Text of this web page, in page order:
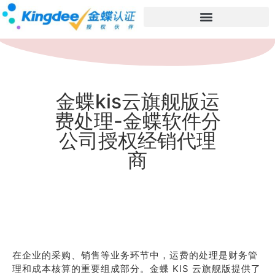
金蝶kis云旗舰版运
费处理-金蝶软件分
公司授权经销代理
商
在企业的采购、销售等业务环节中，运费的处理是财务管
理和成本核算的重要组成部分。金蝶 KIS 云旗舰版提供了